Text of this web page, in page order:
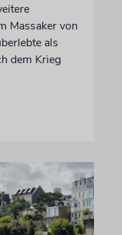
Massaker von
als
dem Krieg